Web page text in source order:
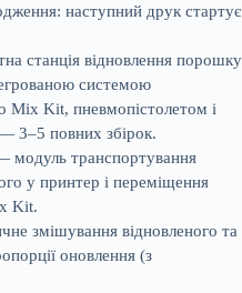
наступний друк стартує
станція відновлення порошку
системою
Mix Kit, пневмопістолетом і
3–5 повних збірок.
модуль транспортування
у принтер і переміщення
Kit.
змішування відновленого та
оновлення (з